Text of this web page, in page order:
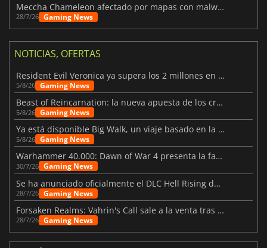
Meccha Chameleon afectado por mapas con malware y Discord
28/7/26 Gaming News
NOTICIAS, OFERTAS
Resident Evil Veronica ya supera los 2 millones en listas de deseados
5/8/26 Gaming News
Beast of Reincarnation: la nueva apuesta de los creadores de Pokémon
5/8/26 Gaming News
Ya está disponible Big Walk, un viaje basado en la amistad
5/8/26 Gaming News
Warhammer 40.000: Dawn of War 4 presenta la facción de los Necrones
30/7/26 Gaming News
Se ha anunciado oficialmente el DLC Hell Rising de Nioh 3
28/7/26 Gaming News
Forsaken Realms: Vahrin's Call sale a la venta tras una década
28/7/26 Gaming News